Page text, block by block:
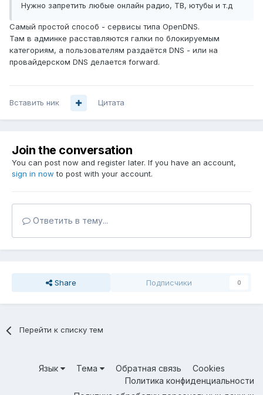
Нужно запретить любые онлайн радио, ТВ, ютубы и т.д
Самый простой способ - сервисы типа OpenDNS.
Там в админке расставляются галки по блокируемым
категориям, а пользователям раздаётся DNS - или на
провайдерском DNS делается forward.
Вставить ник Цитата
Join the conversation
You can post now and register later. If you have an account,
sign in now to post with your account.
Ответить в тему...
Share Подписчики 0
Перейти к списку тем
Язык Тема Обратная связь
Cookies
Политика конфиденциальности